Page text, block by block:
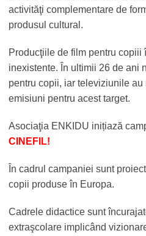
activităţi complementare de
produsul cultural.
Producţiile de film pentru copiii
inexistente. În ultimii 26 de ani
pentru copii, iar televiziunile au
emisiuni pentru acest target.
Asociaţia ENKIDU inițiază
CINEFIL!
În cadrul campaniei sunt
copii produse în Europa.
Cadrele didactice sunt
extraşcolare implicând